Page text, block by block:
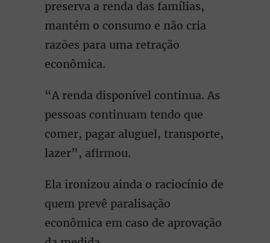
preserva a renda das famílias,
mantém o consumo e não cria
razões para uma retração
econômica.
“A renda disponível continua. As
pessoas continuam tendo que
comer, pagar aluguel, transporte,
lazer”, afirmou.
Ela ironizou ainda o raciocínio de
quem prevê paralisação
econômica em caso de aprovação